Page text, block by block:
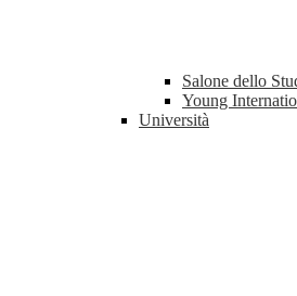
Salone dello
Young
Università